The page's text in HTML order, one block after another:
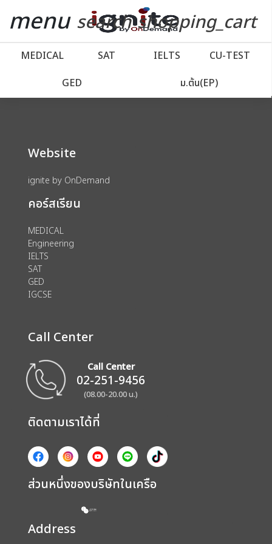
account_balance
หน้าแรก
power_settings_new
เว็บไซต์อิก
ไนท์
account_circle
assignment
menu search
Skip
to
Content
shopping_cart
รถเข็น
MEDICAL SAT IELTS CU‑TEST
GED ม.ต้น(EP)
We could not find anything for 80002125
Website
ignite by OnDemand
คอร์สเรียน
MEDICAL
Engineering
IELTS
SAT
GED
IGCSE
Call Center
Call Center
02-251-9456
(08.00-20.00 น.)
ติดตามเราได้ที่
ส่วนหนึ่งของบริษัทในเครือ
Address